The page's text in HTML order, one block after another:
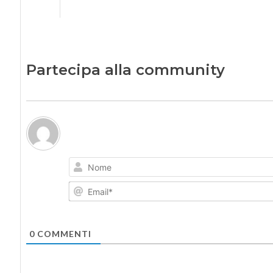
Partecipa alla community
0COMMENTI